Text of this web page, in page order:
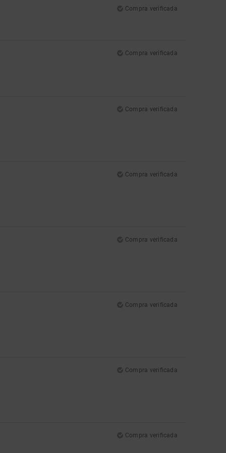
Compra verificada
Compra verificada
Compra verificada
Compra verificada
Compra verificada
Compra verificada
Compra verificada
Compra verificada